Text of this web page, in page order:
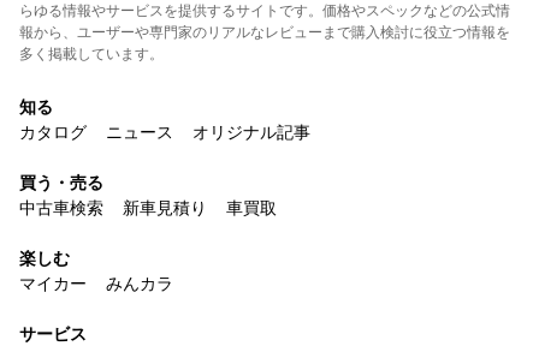
らゆる情報やサービスを提供するサイトです。価格やスペックなどの公式情
報から、ユーザーや専門家のリアルなレビューまで購入検討に役立つ情報を
多く掲載しています。
知る
カタログ
ニュース オリジナル記事
買う・売る
中古車検索
新車見積り 車買取
楽しむ
マイカー
みんカラ
サービス